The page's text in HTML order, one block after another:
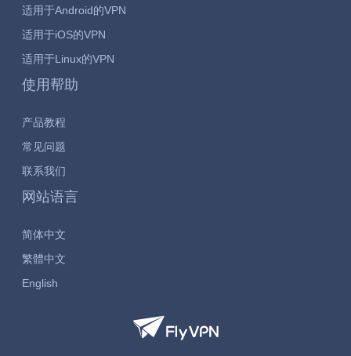
适用于Android的VPN
适用于iOS的VPN
适用于Linux的VPN
使用帮助
产品教程
常见问题
联系我们
网站语言
简体中文
繁體中文
English